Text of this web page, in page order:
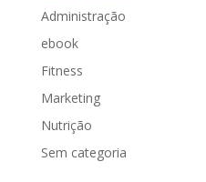
Administração
ebook
Fitness
Marketing
Nutrição
Sem categoria